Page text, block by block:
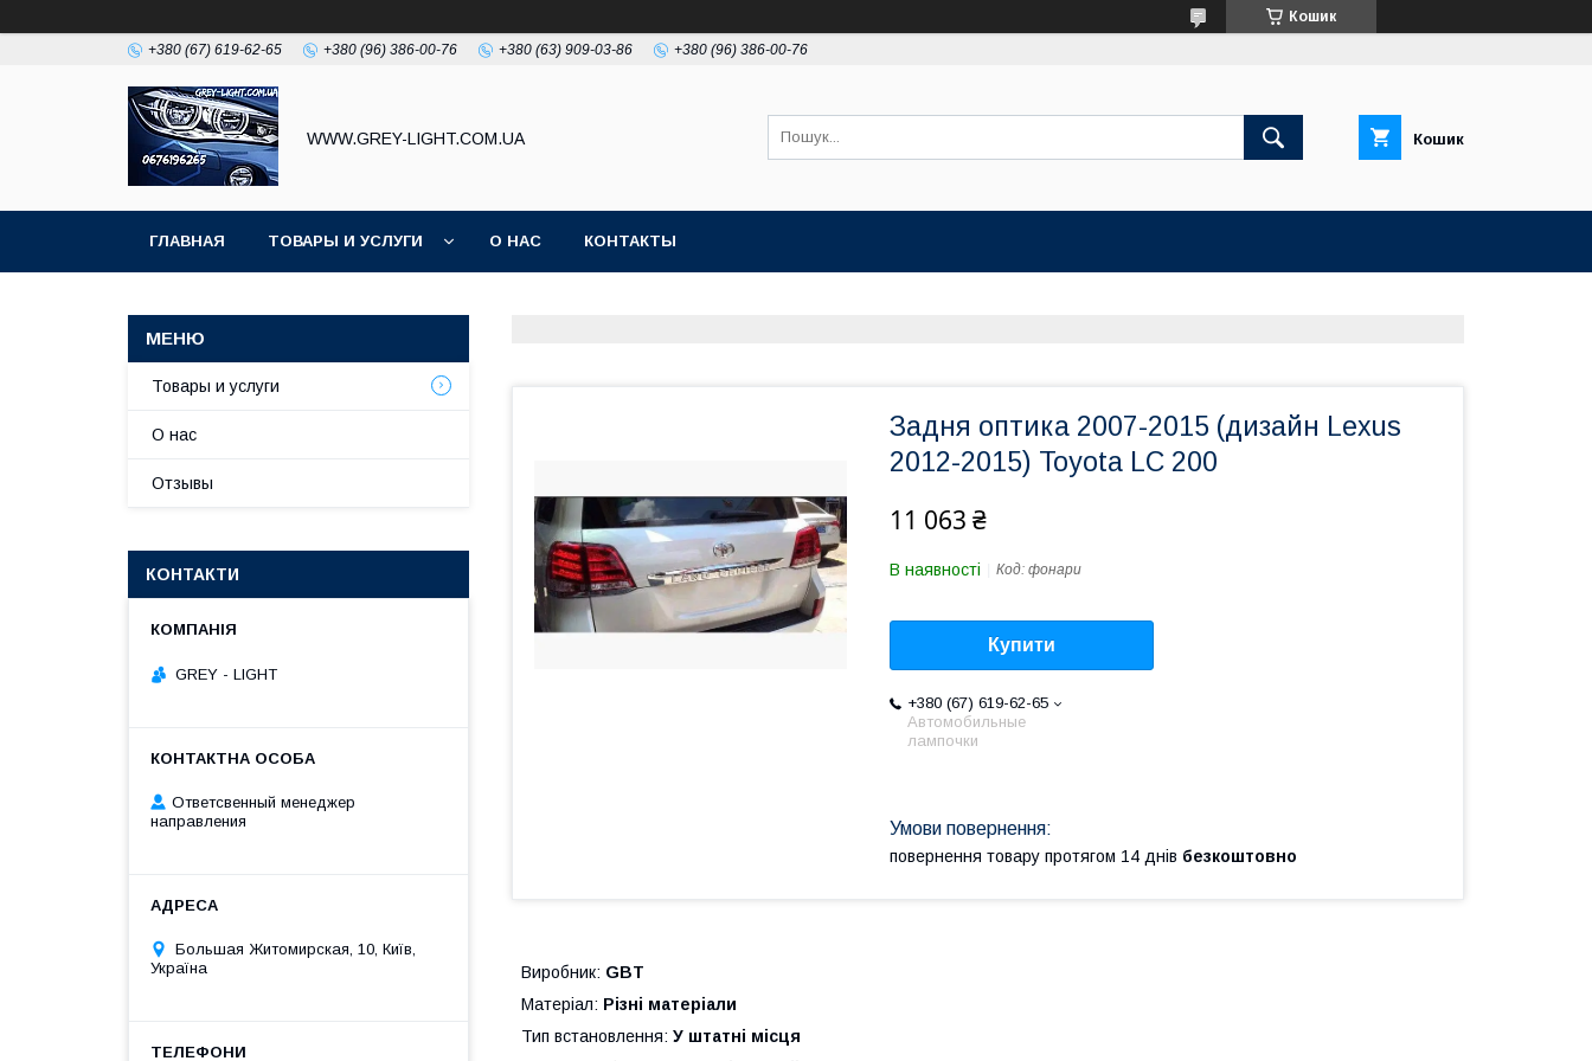
Кошик
+380 (67) 619-62-65 +380 (96) 386-00-76 +380 (63) 909-03-86 +380 (96) 386-00-76
WWW.GREY-LIGHT.COM.UA Кошик
ГЛАВНАЯ ТОВАРЫ И УСЛУГИ О НАС КОНТАКТЫ
Задня оптика 2007-2015 (дизайн Lexus
2012-2015) Toyota LC 200
11 063 ₴
В наявності Код: фонари
Купити
+380 (67) 619-62-65
Автомобильные
лампочки
повернення товару протягом 14 днів безкоштовно
Виробник: GBT
Матеріал: Різні матеріали
Тип встановлення: У штатні місця
Товары и услуги
О нас
Отзывы
КОНТАКТИ
GREY - LIGHT
Ответсвенный менеджер
направления
Большая Житомирская, 10, Київ,
Україна